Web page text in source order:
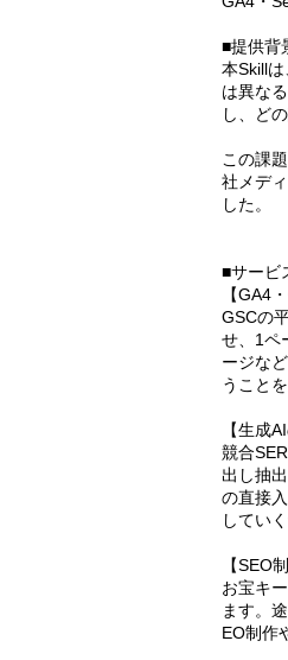
■提供背
本Skill
は異な
し、ど
この課
社メデ
した。
■サービ
【GA4
GSCの
せ、1ペ
ージな
うこと
【生成
競合
出し抽
の直接
してい
【SEO
お宝キ
ます。
EO制作